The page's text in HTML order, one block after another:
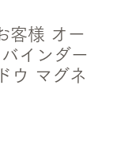
客様 オー
インダー
ウ マグネ